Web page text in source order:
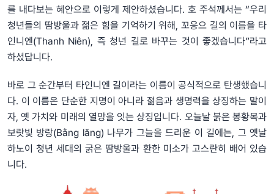
를 내다보는 혜안으로 이렇게 제안하셨습니다. 호 주석께서는 “우리
청년들의 땀방울과 젊은 힘을 기억하기 위해, 꼬응으 길의 이름을 타
인니엔(Thanh Niên), 즉 청년 길로 바꾸는 것이 좋겠습니다”라고
하셨답니다.
바로 그 순간부터 타인니엔 길이라는 이름이 공식적으로 탄생했습니
다. 이 이름은 단순한 지명이 아니라 젊음과 생명력을 상징하는 말이
자, 옛 가치와 미래의 열망을 잇는 상징입니다. 오늘날 붉은 봉황목과
보랏빛 방랑(Bằng lăng) 나무가 그늘을 드리운 이 길에는, 그 옛날
하노이 청년 세대의 굵은 땀방울과 환한 미소가 고스란히 배어 있습
니다.